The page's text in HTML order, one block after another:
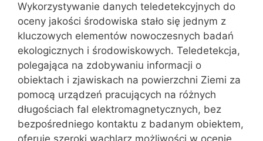
Wykorzystywanie danych teledetekcyjnych do
oceny jakości środowiska stało się jednym z
kluczowych elementów nowoczesnych badań
ekologicznych i środowiskowych. Teledetekcja,
polegająca na zdobywaniu informacji o
obiektach i zjawiskach na powierzchni Ziemi za
pomocą urządzeń pracujących na różnych
długościach fal elektromagnetycznych, bez
bezpośredniego kontaktu z badanym obiektem,
oferuje szeroki wachlarz możliwości w ocenie